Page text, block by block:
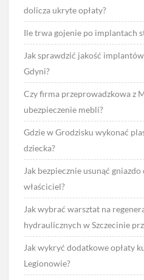
dolicza ukryte opłaty?
Ile trwa gojenie po implantach
Jak sprawdzić jakość
Gdyni?
Czy firma przeprowadzkowa z
ubezpieczenie mebli?
Gdzie w Grodzisku wykonać
dziecka?
Jak bezpiecznie usunąć
właściciel?
Jak wybrać warsztat na
hydraulicznych w Szczecinie
Jak wykryć dodatkowe opłaty
Legionowie?